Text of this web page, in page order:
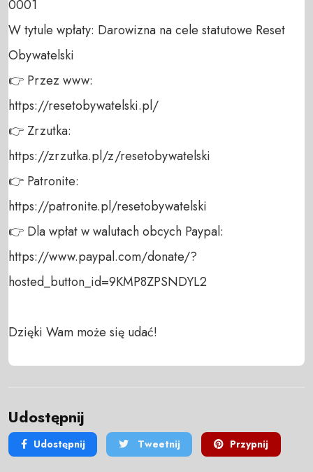
0001
W tytule wpłaty: Darowizna na cele statutowe Reset
Obywatelski
👉 Przez www:
https://resetobywatelski.pl/
👉 Zrzutka:
https://zrzutka.pl/z/resetobywatelski
👉 Patronite:
https://patronite.pl/resetobywatelski
👉 Dla wpłat w walutach obcych Paypal:
https://www.paypal.com/donate/?
hosted_button_id=9KMP8ZPSNDYL2
Dzięki Wam może się udać!
Udostępnij
Udostępnij Tweetnij Przypnij